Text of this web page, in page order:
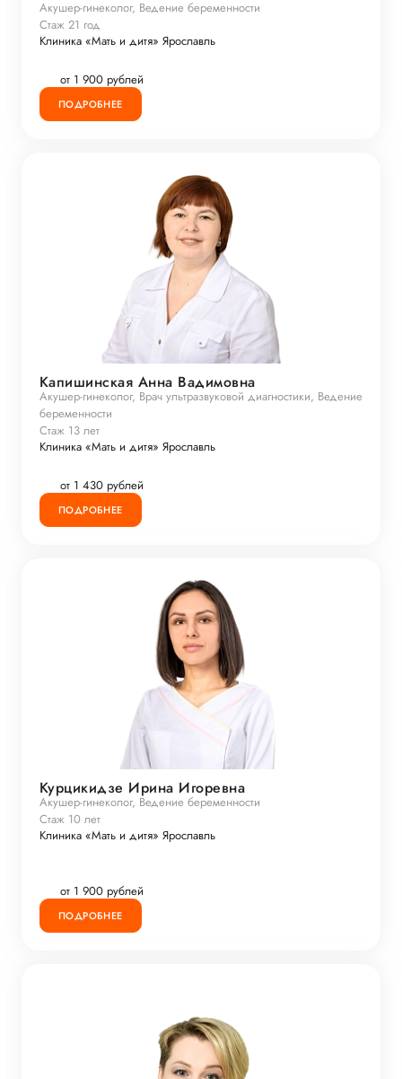
Акушер-гинеколог, Ведение беременности
Стаж 21 год
Клиника «Мать и дитя» Ярославль
от 1 900 рублей
ПОДРОБНЕЕ
Капишинская Анна Вадимовна
Акушер-гинеколог, Врач ультразвуковой диагностики, Ведение
беременности
Стаж 13 лет
Клиника «Мать и дитя» Ярославль
от 1 430 рублей
ПОДРОБНЕЕ
Курцикидзе Ирина Игоревна
Акушер-гинеколог, Ведение беременности
Стаж 10 лет
Клиника «Мать и дитя» Ярославль
от 1 900 рублей
ПОДРОБНЕЕ